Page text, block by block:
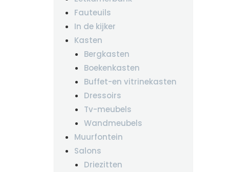
Fauteuils
In de kijker
Kasten
Bergkasten
Boekenkasten
Buffet-en vitrinekasten
Dressoirs
Tv-meubels
Wandmeubels
Muurfontein
Salons
Driezitten